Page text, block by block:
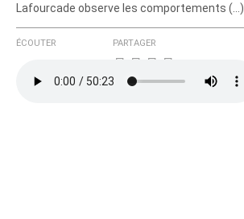
Lafourcade observe les comportements (…)
ÉCOUTER PARTAGER